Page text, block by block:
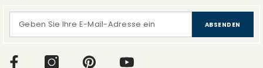
ABSENDEN